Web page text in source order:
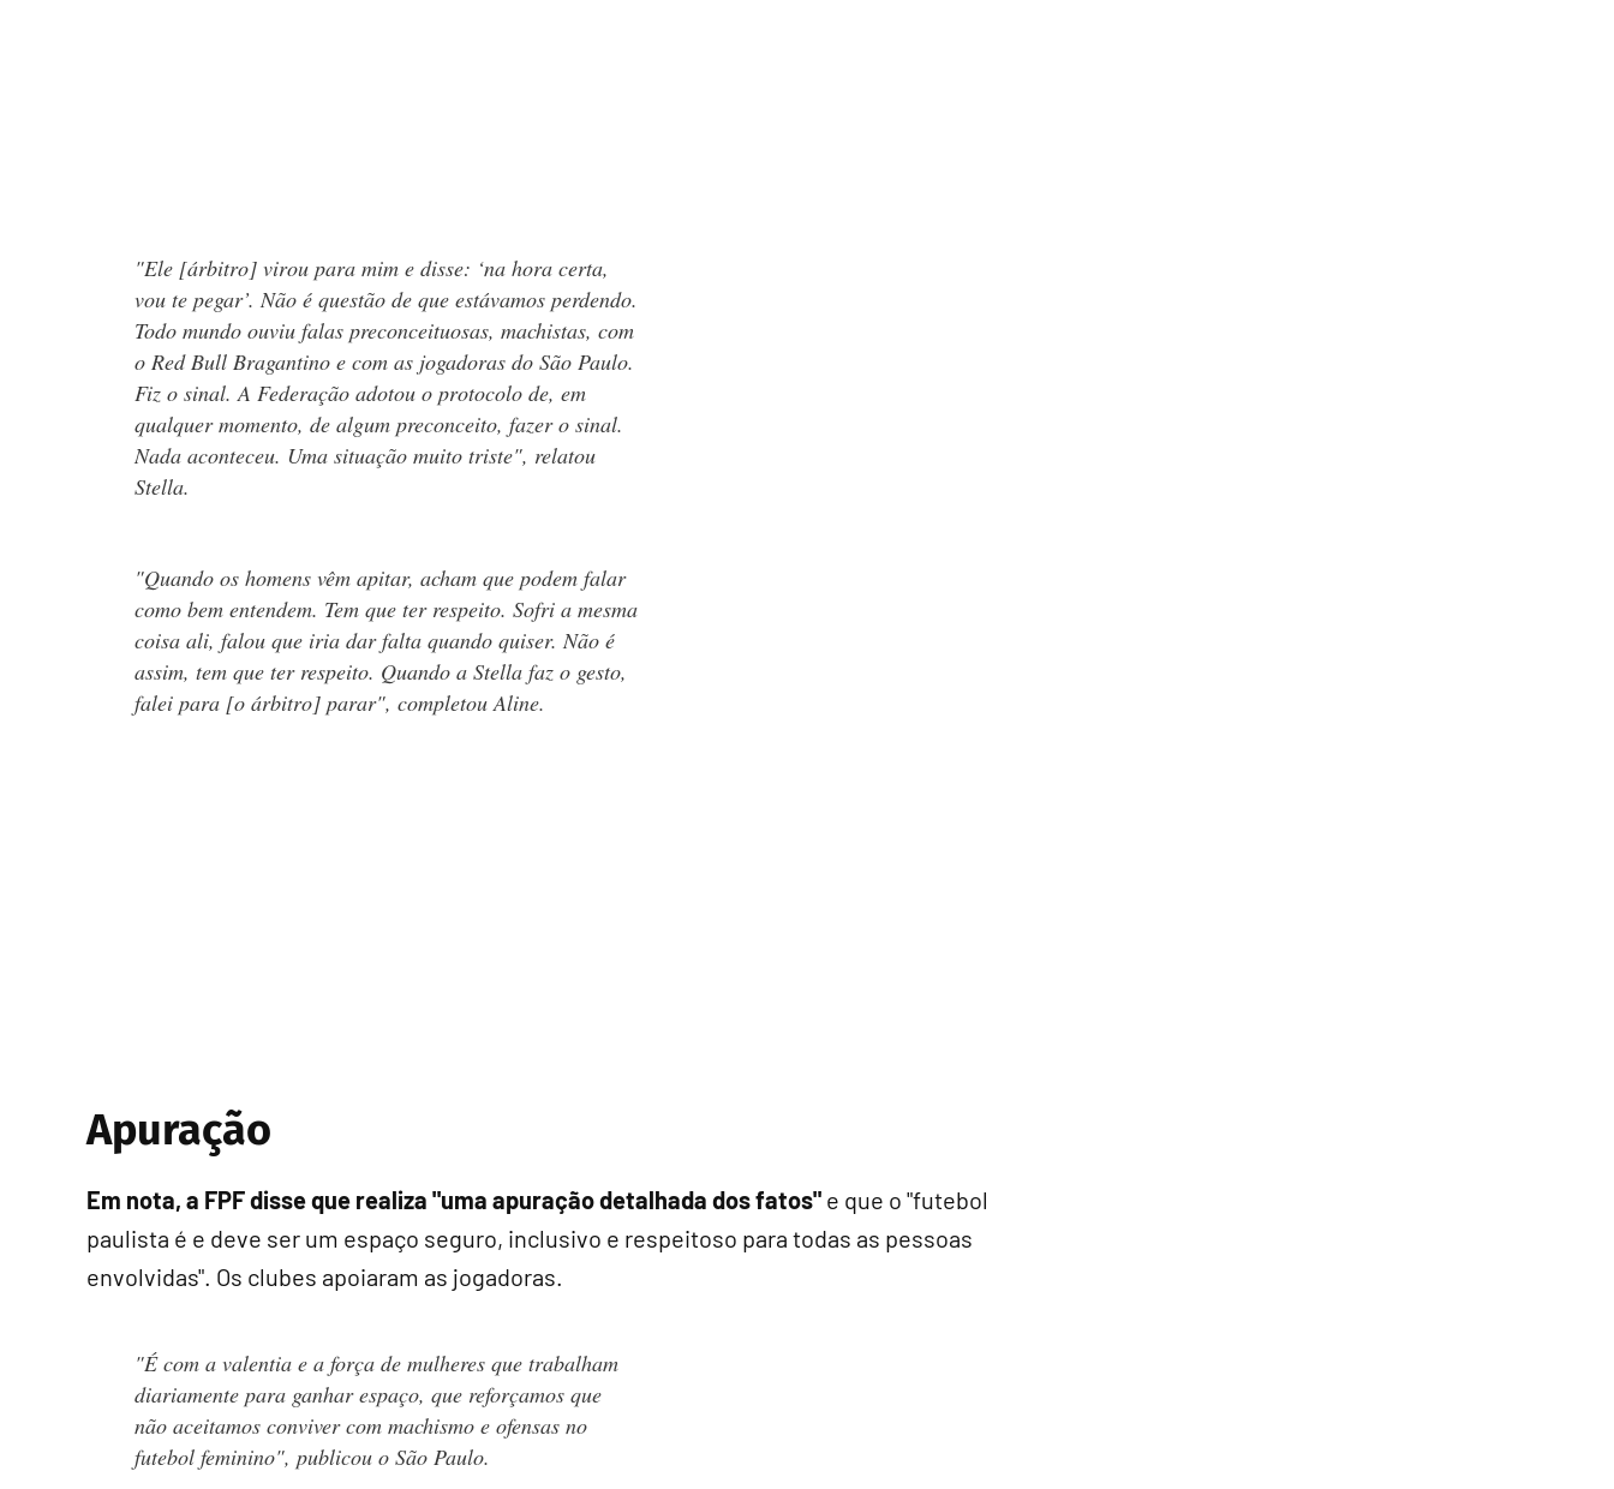
"Ele [árbitro] virou para mim e disse: ‘na hora certa,
vou te pegar’. Não é questão de que estávamos perdendo.
Todo mundo ouviu falas preconceituosas, machistas, com
o Red Bull Bragantino e com as jogadoras do São Paulo.
Fiz o sinal. A Federação adotou o protocolo de, em
qualquer momento, de algum preconceito, fazer o sinal.
Nada aconteceu. Uma situação muito triste", relatou
Stella.
"Quando os homens vêm apitar, acham que podem falar
como bem entendem. Tem que ter respeito. Sofri a mesma
coisa ali, falou que iria dar falta quando quiser. Não é
assim, tem que ter respeito. Quando a Stella faz o gesto,
falei para [o árbitro] parar", completou Aline.
Apuração
Em nota, a FPF disse que realiza "uma apuração detalhada dos fatos" e que o "futebol
paulista é e deve ser um espaço seguro, inclusivo e respeitoso para todas as pessoas
envolvidas". Os clubes apoiaram as jogadoras.
"É com a valentia e a força de mulheres que trabalham
diariamente para ganhar espaço, que reforçamos que
não aceitamos conviver com machismo e ofensas no
futebol feminino", publicou o São Paulo.